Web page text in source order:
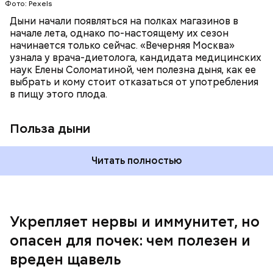
Фото: Pexels
Дыни начали появляться на полках магазинов в
начале лета, однако по-настоящему их сезон
начинается только сейчас. «Вечерняя Москва»
узнала у врача-диетолога, кандидата медицинских
наук Елены Соломатиной, чем полезна дыня, как ее
выбрать и кому стоит отказаться от употребления
в пищу этого плода.
Польза дыни
поддерживает сердечно-сосудистую
систему и предотвращает скачки давления;
магний — помогает калию и не дает сосудам
спазмироваться.
Читать полностью
Укрепляет нервы и иммунитет, но
опасен для почек: чем полезен и
вреден щавель
— Если человек уже болеет мочекаменной
болезнью, щавель ему не рекомендуется. При
По мнению специалиста, здоровому человеку
достаточно включать щавель в рацион несколько
виде или припущенном на сковороде.
— Однако если человеку нужно не разжижать
кровь, а наоборот, ее коагулировать, то нужно
уточнила диетолог.